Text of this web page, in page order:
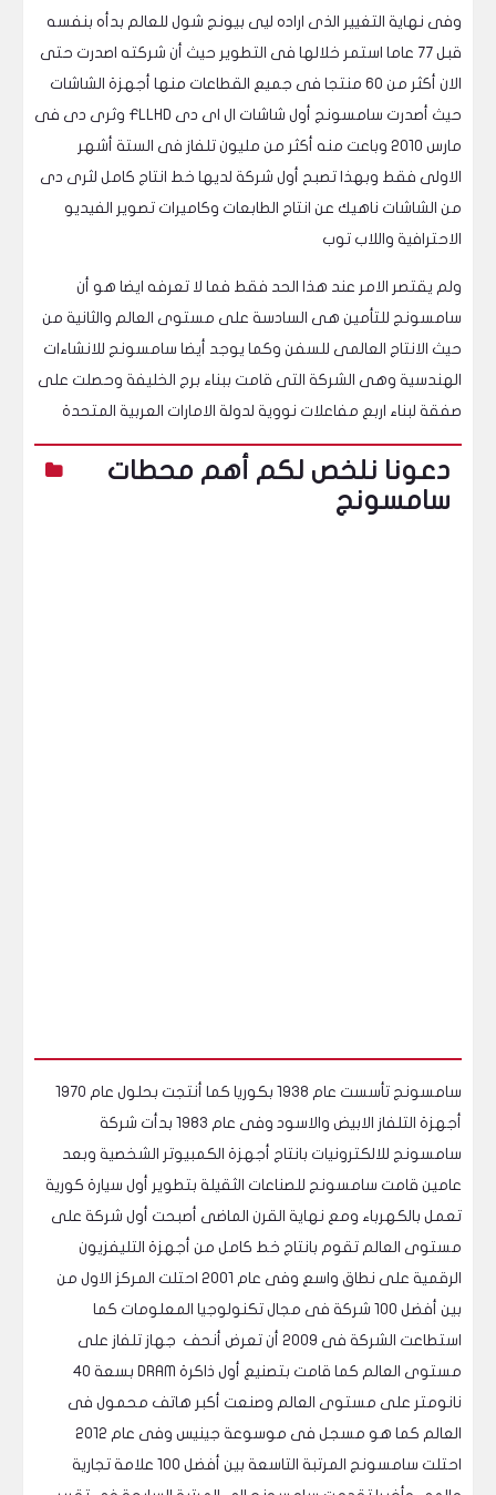
وفى نهاية التغيير الذى اراده ليى بيونج شول للعالم بدأه بنفسه
قبل 77 عاما استمر خلالها فى التطوير حيث أن شركته اصدرت حتى
الان أكثر من 60 منتجا فى جميع القطاعات منها أجهزة الشاشات
حيث أصدرت سامسونج أول شاشات ال اى دى FLLHD وثرى دى فى
مارس 2010 وباعت منه أكثر من مليون تلفاز فى الستة أشهر
الاولى فقط وبهذا تصبح أول شركة لديها خط انتاج كامل لثرى دى
من الشاشات ناهيك عن انتاج الطابعات وكاميرات تصوير الفيديو
الاحترافية واللاب توب
ولم يقتصر الامر عند هذا الحد فقط فما لا تعرفه ايضا هو أن
سامسونج للتأمين هى السادسة على مستوى العالم والثانية من
حيث الانتاج العالمى للسفن وكما يوجد أيضا سامسونج للانشاءات
الهندسية وهى الشركة التى قامت ببناء برج الخليفة وحصلت على
صفقة لبناء اربع مفاعلات نووية لدولة الامارات العربية المتحدة
دعونا نلخص لكم أهم محطات
سامسونج
سامسونج تأسست عام 1938 بكوريا كما أنتجت بحلول عام 1970
أجهزة التلفاز الابيض والاسود وفى عام 1983 بدأت شركة
سامسونج للالكترونيات بانتاج أجهزة الكمبيوتر الشخصية وبعد
عامين قامت سامسونج للصناعات الثقيلة بتطوير أول سيارة كورية
تعمل بالكهرباء ومع نهاية القرن الماضى أصبحت أول شركة على
مستوى العالم تقوم بانتاج خط كامل من أجهزة التليفزيون
الرقمية على نطاق واسع وفى عام 2001 احتلت المركز الاول من
بين أفضل 100 شركة فى مجال تكنولوجيا المعلومات كما
استطاعت الشركة فى 2009 أن تعرض أنحف جهاز تلفاز على
مستوى العالم كما قامت بتصنيع أول ذاكرة DRAM بسعة 40
نانومتر على مستوى العالم وصنعت أكبر هاتف محمول فى
العالم كما هو مسجل فى موسوعة جينيس وفى عام 2012
احتلت سامسونج المرتبة التاسعة بين أفضل 100 علامة تجارية